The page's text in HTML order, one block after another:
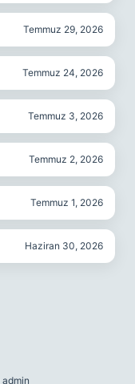
Temmuz 29, 2026
Temmuz 24, 2026
Temmuz 3, 2026
Temmuz 2, 2026
Temmuz 1, 2026
Haziran 30, 2026
admin